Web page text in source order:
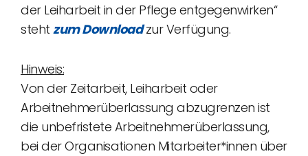
der Leiharbeit in der Pflege entgegenwirken“
steht zum Downloadzur Verfügung.
Hinweis:
Von der Zeitarbeit, Leiharbeit oder
Arbeitnehmerüberlassung abzugrenzen ist
die unbefristete Arbeitnehmerüberlassung,
bei der Organisationen Mitarbeiter*innen über